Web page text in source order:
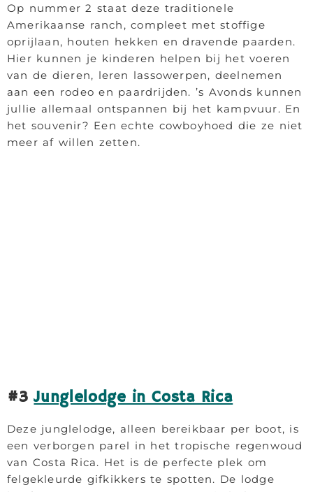
Op nummer 2 staat deze traditionele
Amerikaanse ranch, compleet met stoffige
oprijlaan, houten hekken en dravende paarden.
Hier kunnen je kinderen helpen bij het voeren
van de dieren, leren lassowerpen, deelnemen
aan een rodeo en paardrijden. ’s Avonds kunnen
jullie allemaal ontspannen bij het kampvuur. En
het souvenir? Een echte cowboyhoed die ze niet
meer af willen zetten.
#3Junglelodge in Costa Rica
Deze junglelodge, alleen bereikbaar per boot, is
een verborgen parel in het tropische regenwoud
van Costa Rica. Het is de perfecte plek om
felgekleurde gifkikkers te spotten. De lodge